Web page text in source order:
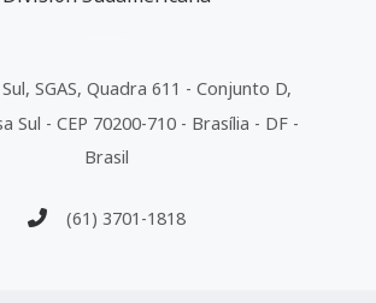
SGAS, Quadra 611 - Conjunto D,
Sul - CEP 70200-710 - Brasília - DF -
Brasil
(61) 3701-1818